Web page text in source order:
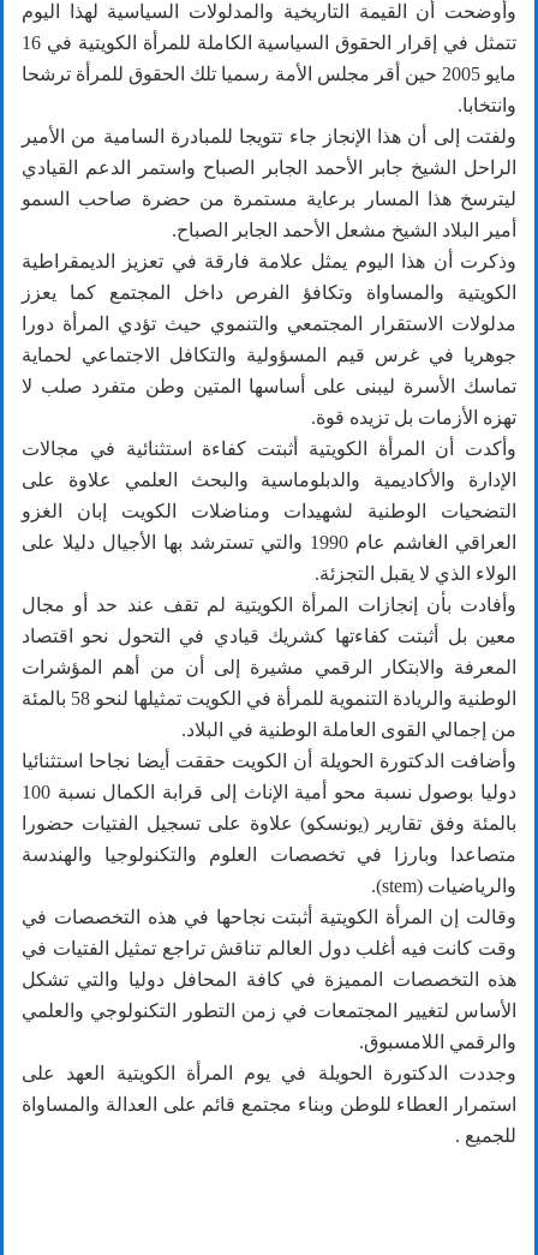
وأوضحت أن القيمة التاريخية والمدلولات السياسية لهذا اليوم
تتمثل في إقرار الحقوق السياسية الكاملة للمرأة الكويتية في 16
مايو 2005 حين أقر مجلس الأمة رسميا تلك الحقوق للمرأة ترشحا
وانتخابا.
ولفتت إلى أن هذا الإنجاز جاء تتويجا للمبادرة السامية من الأمير
الراحل الشيخ جابر الأحمد الجابر الصباح واستمر الدعم القيادي
ليترسخ هذا المسار برعاية مستمرة من حضرة صاحب السمو
أمير البلاد الشيخ مشعل الأحمد الجابر الصباح.
وذكرت أن هذا اليوم يمثل علامة فارقة في تعزيز الديمقراطية
الكويتية والمساواة وتكافؤ الفرص داخل المجتمع كما يعزز
مدلولات الاستقرار المجتمعي والتنموي حيث تؤدي المرأة دورا
جوهريا في غرس قيم المسؤولية والتكافل الاجتماعي لحماية
تماسك الأسرة ليبنى على أساسها المتين وطن متفرد صلب لا
تهزه الأزمات بل تزيده قوة.
وأكدت أن المرأة الكويتية أثبتت كفاءة استثنائية في مجالات
الإدارة والأكاديمية والدبلوماسية والبحث العلمي علاوة على
التضحيات الوطنية لشهيدات ومناضلات الكويت إبان الغزو
العراقي الغاشم عام 1990 والتي تسترشد بها الأجيال دليلا على
الولاء الذي لا يقبل التجزئة.
وأفادت بأن إنجازات المرأة الكويتية لم تقف عند حد أو مجال
معين بل أثبتت كفاءتها كشريك قيادي في التحول نحو اقتصاد
المعرفة والابتكار الرقمي مشيرة إلى أن من أهم المؤشرات
الوطنية والريادة التنموية للمرأة في الكويت تمثيلها لنحو 58 بالمئة
من إجمالي القوى العاملة الوطنية في البلاد.
وأضافت الدكتورة الحويلة أن الكويت حققت أيضا نجاحا استثنائيا
دوليا بوصول نسبة محو أمية الإناث إلى قرابة الكمال نسبة 100
بالمئة وفق تقارير (يونسكو) علاوة على تسجيل الفتيات حضورا
متصاعدا وبارزا في تخصصات العلوم والتكنولوجيا والهندسة
والرياضيات (stem).
وقالت إن المرأة الكويتية أثبتت نجاحها في هذه التخصصات في
وقت كانت فيه أغلب دول العالم تناقش تراجع تمثيل الفتيات في
هذه التخصصات المميزة في كافة المحافل دوليا والتي تشكل
الأساس لتغيير المجتمعات في زمن التطور التكنولوجي والعلمي
والرقمي اللامسبوق.
وجددت الدكتورة الحويلة في يوم المرأة الكويتية العهد على
استمرار العطاء للوطن وبناء مجتمع قائم على العدالة والمساواة
للجميع .